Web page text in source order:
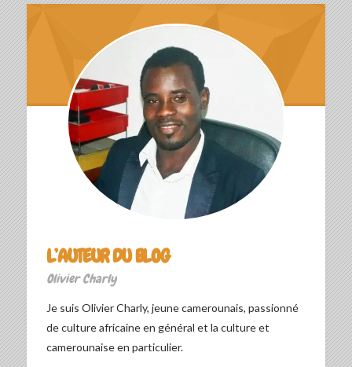
L’AUTEUR DU BLOG
Olivier Charly
Je suis Olivier Charly, jeune camerounais, passionné
de culture africaine en général et la culture et
camerounaise en particulier.